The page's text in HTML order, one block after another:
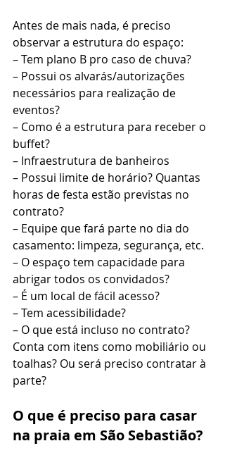
Antes de mais nada, é preciso
observar a estrutura do espaço:
– Tem plano B pro caso de chuva?
– Possui os alvarás/autorizações
necessários para realização de
eventos?
– Como é a estrutura para receber o
buffet?
– Infraestrutura de banheiros
– Possui limite de horário? Quantas
horas de festa estão previstas no
contrato?
– Equipe que fará parte no dia do
casamento: limpeza, segurança, etc.
– O espaço tem capacidade para
abrigar todos os convidados?
– É um local de fácil acesso?
– Tem acessibilidade?
– O que está incluso no contrato?
Conta com itens como mobiliário ou
toalhas? Ou será preciso contratar à
parte?
O que é preciso para casar
na praia em São Sebastião?